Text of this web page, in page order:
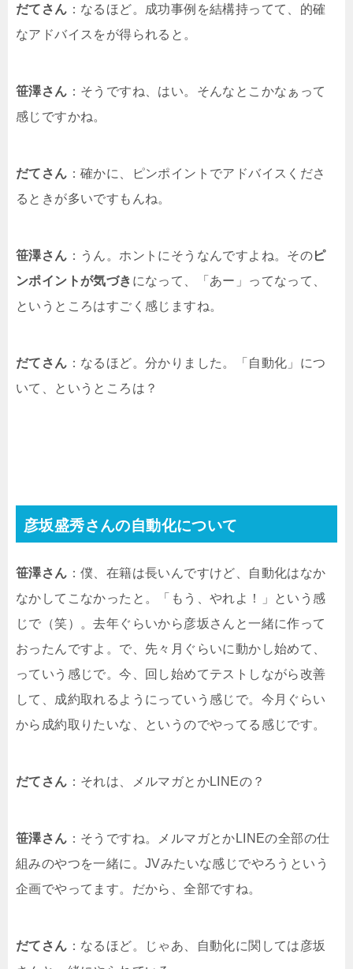
だてさん ：なるほど。成功事例を結構持ってて、的確
なアドバイスをが得られると。
笹澤さん ：そうですね、はい。そんなとこかなぁって
感じですかね。
だてさん ：確かに、ピンポイントでアドバイスくださ
るときが多いですもんね。
笹澤さん ：うん。ホントにそうなんですよね。そのピ
ンポイントが気づき になって、「あー」ってなって、
というところはすごく感じますね。
だてさん ：なるほど。分かりました。「自動化」につ
いて、というところは？
彦坂盛秀さんの自動化について
笹澤さん ：僕、在籍は長いんですけど、自動化はなか
なかしてこなかったと。「もう、やれよ！」という感
じで（笑）。去年ぐらいから彦坂さんと一緒に作って
おったんですよ。で、先々月ぐらいに動かし始めて、
っていう感じで。今、回し始めてテストしながら改善
して、成約取れるようにっていう感じで。今月ぐらい
から成約取りたいな、というのでやってる感じです。
だてさん ：それは、メルマガとかLINEの？
笹澤さん ：そうですね。メルマガとかLINEの全部の仕
組みのやつを一緒に。JVみたいな感じでやろうという
企画でやってます。だから、全部ですね。
だてさん ：なるほど。じゃあ、自動化に関しては彦坂